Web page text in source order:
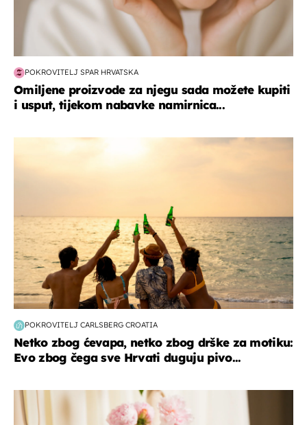
POKROVITELJ SPAR HRVATSKA
Omiljene proizvode za njegu sada možete kupiti
i usput, tijekom nabavke namirnica...
POKROVITELJ CARLSBERG CROATIA
Netko zbog ćevapa, netko zbog drške za motiku:
Evo zbog čega sve Hrvati duguju pivo...
moda & ljepota